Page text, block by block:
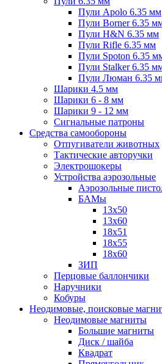
Пули Apolo 6.35 мм
Пули Borner 6.35
Пули H&N 6.35 мм
Пули Rifle 6.35 мм
Пули Spoton 6.35
Пули Stalker 6.35
Пули Люман 6.35
Шарики 4.5 мм
Шарики 6 - 8 мм
Шарики 9 - 12 мм
Сигнальные патроны
Средства самообороны
Отпугиватели животных
Тактические авторучки
Электрошокеры
Устройства аэрозольные
Аэрозольные
БАМы
13х50
13х60
18х51
18х55
18х60
ЗИП
Перцовые баллончики
Наручники
Кобуры
Неодимовые, поисковые
Неодимовые магниты
Большие магниты
Диск / шайба
Квадрат